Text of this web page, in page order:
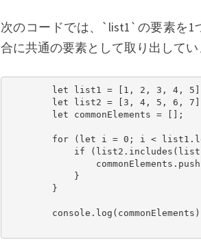
次のコードでは、`list1`の要素を
合に共通の要素として取り出してい
let list1 = [1, 2, 3, 4,
let list2 = [3, 4, 5, 6,
        let commonElements = [];
for (let i = 0; i <
if
            }
        }